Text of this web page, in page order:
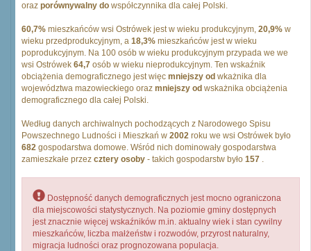
oraz porównywalny do współczynnika dla całej Polski.
60,7% mieszkańców wsi Ostrówek jest w wieku produkcyjnym, 20,9% w
wieku przedprodukcyjnym, a 18,3% mieszkańców jest w wieku
poprodukcyjnym. Na 100 osób w wieku produkcyjnym przypada we we
wsi Ostrówek 64,7 osób w wieku nieprodukcyjnym. Ten wskaźnik
obciążenia demograficznego jest więc mniejszy od wkażnika dla
województwa mazowieckiego oraz mniejszy od wskażnika obciążenia
demograficznego dla całej Polski.
Według danych archiwalnych pochodzących z Narodowego Spisu
Powszechnego Ludności i Mieszkań w 2002 roku we wsi Ostrówek było
682 gospodarstwa domowe. Wśród nich dominowały gospodarstwa
zamieszkałe przez cztery osoby - takich gospodarstw było 157 .
Dostępność danych demograficznych jest mocno ograniczona
dla miejscowości statystycznych. Na poziomie gminy dostępnych
jest znacznie więcej wskaźników m.in. aktualny wiek i stan cywilny
mieszkańców, liczba małżeństw i rozwodów, przyrost naturalny,
migracja ludności oraz prognozowana populacja.